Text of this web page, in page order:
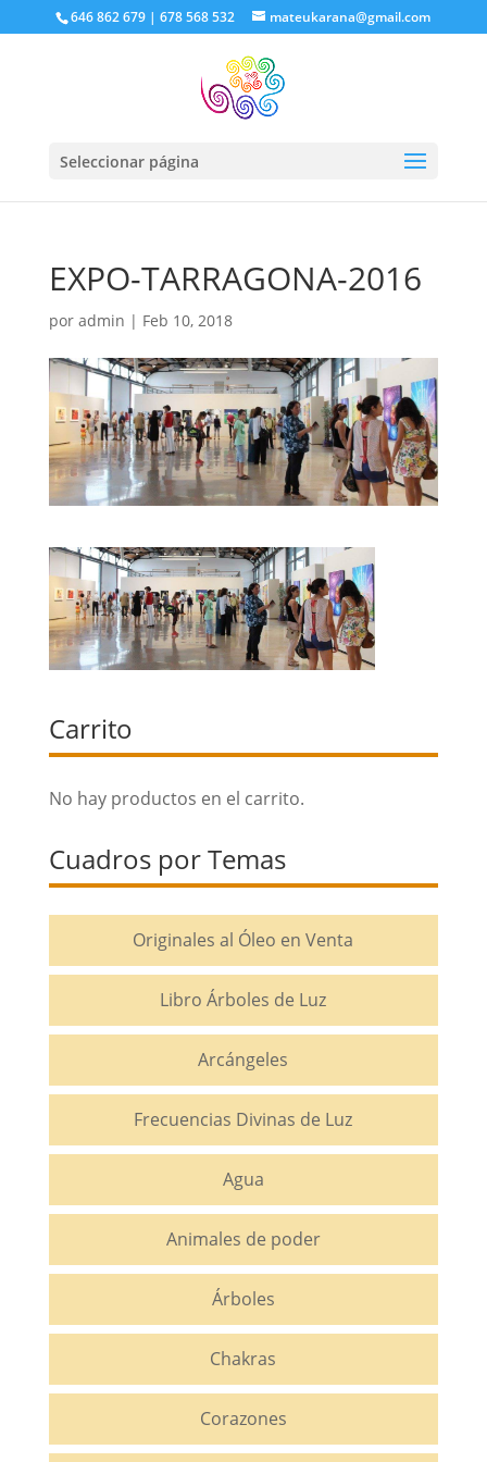
646 862 679 | 678 568 532 mateukarana@gmail.com
Seleccionar página
EXPO-TARRAGONA-2016
por admin | Feb 10, 2018
Carrito
No hay productos en el carrito.
Cuadros por Temas
Originales al Óleo en Venta
Libro Árboles de Luz
Arcángeles
Frecuencias Divinas de Luz
Agua
Animales de poder
Árboles
Chakras
Corazones